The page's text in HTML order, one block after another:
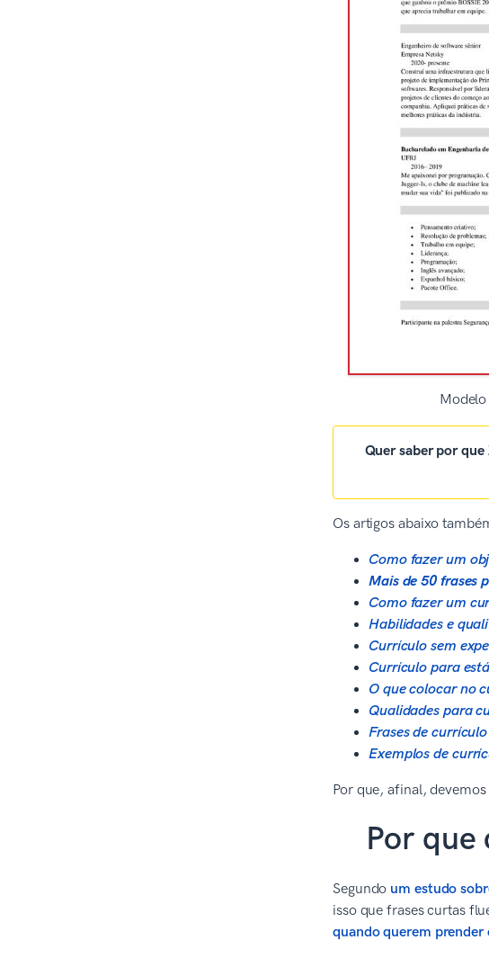
Quer saber por
Os artigos abaixo
Como fazer um
Mais de 50 frases
Como fazer um
Habilidades e
Currículo sem
Currículo para
O que colocar no
Qualidades para
Frases de
Exemplos de
Por que, afinal,
Por
Segundo um estudo
isso que frases curtas
quando querem prender